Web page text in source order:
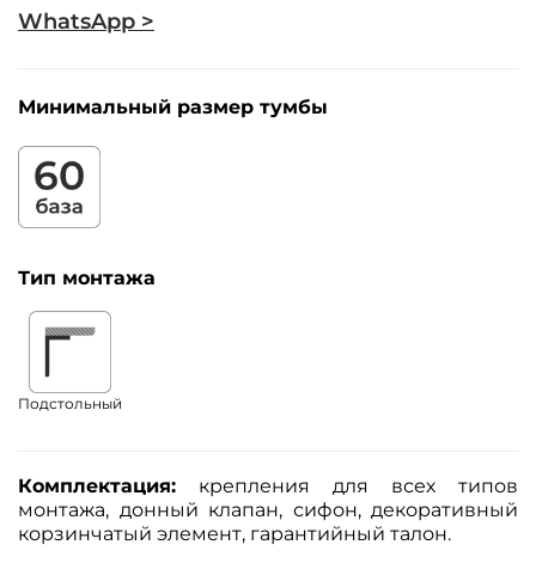
WhatsApp >
Минимальный размер тумбы
Тип монтажа
Подстольный
Комплектация: крепления для всех типов
монтажа, донный клапан, сифон, декоративный
корзинчатый элемент, гарантийный талон.